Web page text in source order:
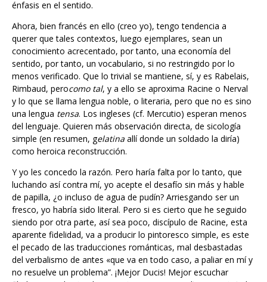
querer que tales contextos, luego ejemplares, sean un
conocimiento acrecentado, por tanto, una economía del
sentido, por tanto, un vocabulario, si no restringido por lo
menos verificado. Que lo trivial se mantiene, sí, y es Rabelais,
Rimbaud, perocomo tal, y a ello se aproxima Racine o Nerval
y lo que se llama lengua noble, o literaria, pero que no es sino
una lenguatensa . Los ingleses (cf. Mercutio) esperan menos
del lenguaje. Quieren más observación directa, de sicología
simple (en resumen, gelatinaallí donde un soldado la diría)
como heroica reconstrucción.
luchando así contra mí, yo acepte el desafío sin más y hable
de papilla, ¿o incluso de agua de pudín? Arriesgando ser un
fresco, yo habría sido literal. Pero si es cierto que he seguido
siendo por otra parte, así sea poco, discípulo de Racine, esta
aparente fidelidad, va a producir lo pintoresco simple, es este
el pecado de las traducciones románticas, mal desbastadas
del verbalismo de antes «que va en todo caso, a paliar en mí y
no resuelve un problema”. ¡Mejor Ducis! Mejor escuchar
Shakespeare hasta el momento en que yo pudiera aventajarlo